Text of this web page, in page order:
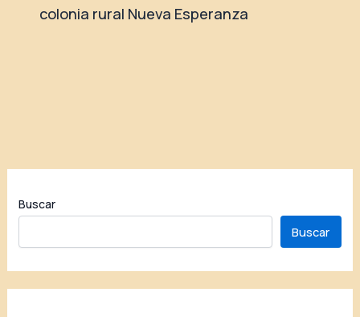
colonia rural Nueva Esperanza
Buscar
Buscar